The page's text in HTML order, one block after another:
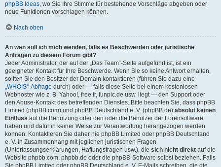
phpBB Ideas, wo Sie Ihre Stimme für bestehende Vorschläge abgeben oder
neue Funktionen vorschlagen können.
Nach oben
An wen soll ich mich wenden, falls es Beschwerden oder juristische
Anfragen zu diesem Forum gibt?
Jeder Administrator, der auf der „Das Team“-Seite aufgeführt ist, ist ein
geeigneter Kontakt für Ihre Beschwerde. Wenn Sie so keine Antwort erhalten,
sollten Sie den Besitzer der Domain kontaktieren (führen Sie dazu eine
„WHOIS“-Abfrage durch) oder — falls diese Seite bei einem kostenlosen
Webhoster wie z. B. Yahoo!, free.fr, funpic.de usw. liegt — den Support oder
den Abuse-Kontakt des betreffenden Dienstes. Bitte beachten Sie, dass phpBB
Limited (phpBB.com) und phpBB Deutschland e. V. (phpBB.de) absolut keinen
Einfluss auf die Benutzung oder den oder die Benutzer der Forensoftware
haben und dafür in keiner Weise zur Verantwortung herangezogen werden
können. Kontaktieren Sie daher nie phpBB Limited oder phpBB Deutschland
e. V. in Zusammenhang mit jeglichen juristischen Fragen
(Unterlassungserklärungen, Haftungsfragen usw.), die sich nicht direkt auf die
Website phpbb.com, phpbb.de oder die phpBB-Software selbst beziehen. Falls
Sie phpBB Limited oder phpBB Deutschland e. V. E-Mails schreiben, die die